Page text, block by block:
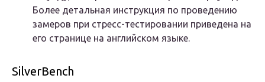
Более детальная инструкция по проведению
замеров при стресс-тестировании приведена на
его странице на английском языке.
SilverBench